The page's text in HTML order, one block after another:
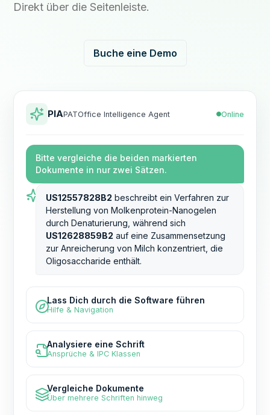
Direkt über die Seitenleiste.
Buche eine Demo
PIAPATOffice Intelligence Agent Online
Bitte vergleiche die beiden markierten
Dokumente in nur zwei Sätzen.
US12557828B2 beschreibt ein Verfahren zur
Herstellung von Molkenprotein-Nanogelen
durch Denaturierung, während sich
US12628859B2 auf eine Zusammensetzung
zur Anreicherung von Milch konzentriert, die
Oligosaccharide enthält.
Lass Dich durch die Software führen
Hilfe & Navigation
Analysiere eine Schrift
Ansprüche & IPC Klassen
Vergleiche Dokumente
Über mehrere Schriften hinweg